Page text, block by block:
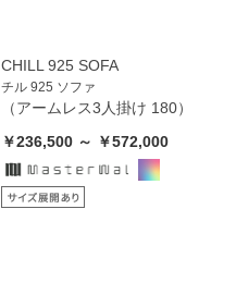
CHILL 925 SOFA
チル 925 ソファ
（アームレス3人掛け 180）
￥236,500 ～ ￥572,000